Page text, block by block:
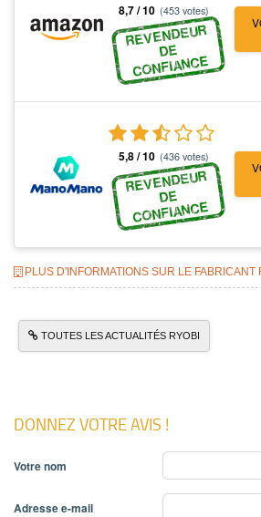
8,7 / 10 (453 votes)
REVENDEUR
DE
CONFIANCE
5,8 / 10 (436 votes)
REVENDEUR
DE
CONFIANCE
PLUS D'INFORMATIONS SUR LE FABRICANT
TOUTES LES ACTUALITÉS RYOBI
DONNEZ VOTRE AVIS !
Votre nom
Adresse e-mail